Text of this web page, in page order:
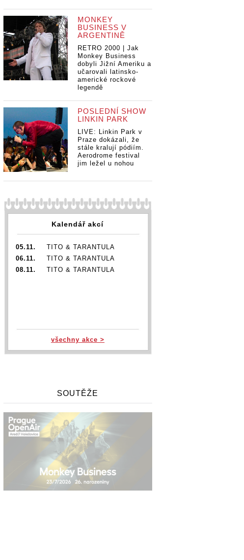
VIDEO: Lucie
spolupracovala
producentem
Guns N' Roses
VIDEO: Lucie
spolupracovala
na novince
Nejlepší, kterou
znám s
producentem
Guns N' Roses
MONKEY
BUSINESS V
ARGENTINĚ
RETRO 2000 | Jak
Monkey Business
dobyli Jižní Ameriku a
učarovali latinsko-
americké rockové
legendě
POSLEDNÍ SHOW
LINKIN PARK
LIVE: Linkin Park v
Praze dokázali, že
stále kralují pódiím.
Aerodrome festival
jim ležel u nohou
Kalendář akcí
05.11.
TITO & TARANTULA
06.11.
TITO & TARANTULA
08.11.
TITO & TARANTULA
všechny akce >
SOUTĚŽE